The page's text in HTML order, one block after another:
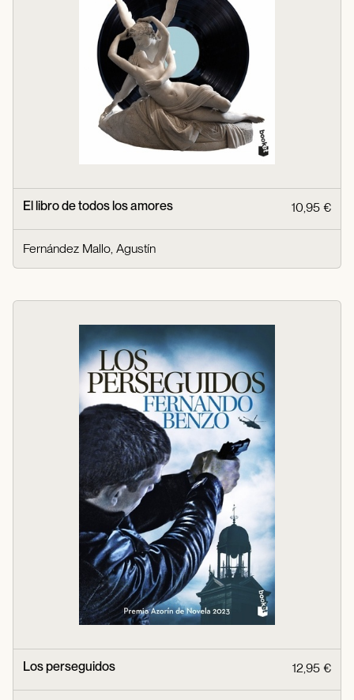
El libro de todos los amores 10,95 €
Fernández Mallo, Agustín
Los perseguidos 12,95 €